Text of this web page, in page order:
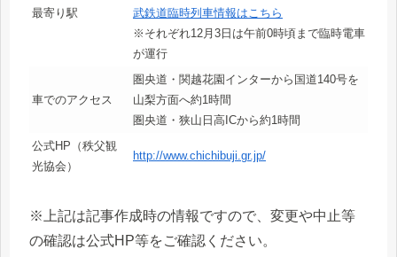
最寄り駅
武鉄道臨時列車情報はこちら
※それぞれ12月3日は午前0時頃まで臨時電車
が運行
車でのアクセス
圏央道・関越花園インターから国道140号を
山梨方面へ約1時間
圏央道・狭山日高ICから約1時間
公式HP（秩父観
光協会）
http://www.chichibuji.gr.jp/
※上記は記事作成時の情報ですので、変更や中止等
の確認は公式HP等をご確認ください。